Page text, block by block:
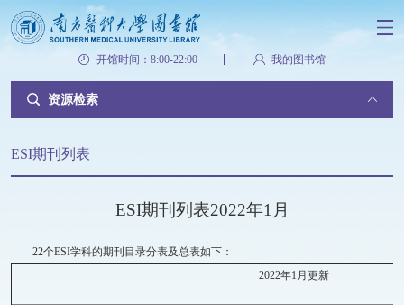
开馆时间：8:00-22:00 我的图书馆
资源检索
ESI期刊列表
ESI期刊列表2022年1月
22个ESI学科的期刊目录分表及总表如下：
2022年1月更新